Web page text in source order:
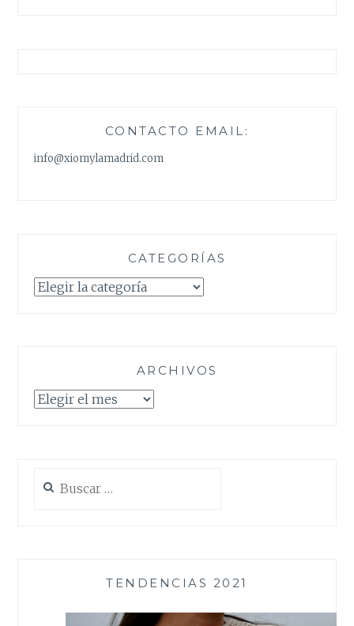
CONTACTO EMAIL:
info@xiomylamadrid.com
CATEGORÍAS
Categorías
ARCHIVOS
Archivos
TENDENCIAS 2021